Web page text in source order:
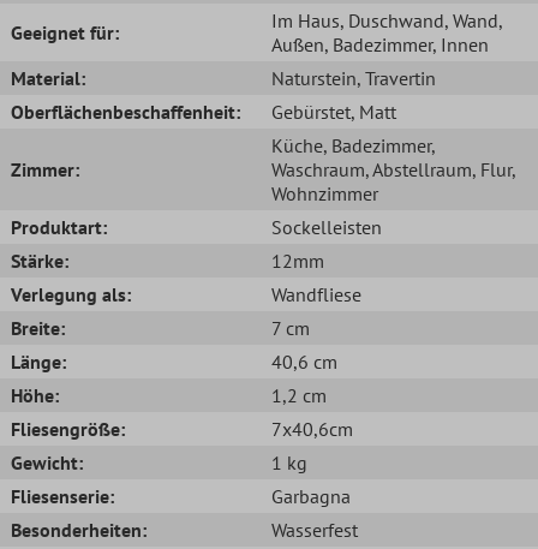
Geeignet für:
Im Haus, Duschwand, Wand,
Außen, Badezimmer, Innen
Material:
Naturstein, Travertin
Oberflächenbeschaffenheit:
Gebürstet, Matt
Zimmer:
Küche, Badezimmer,
Waschraum, Abstellraum, Flur,
Wohnzimmer
Produktart:
Sockelleisten
Stärke:
12mm
Verlegung als:
Wandfliese
Breite:
7 cm
Länge:
40,6 cm
Höhe:
1,2 cm
Fliesengröße:
7x40,6cm
Gewicht:
1 kg
Fliesenserie:
Garbagna
Besonderheiten:
Wasserfest